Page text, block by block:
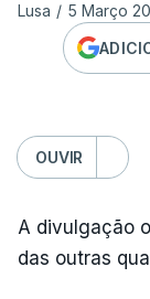
Lusa / 5 Março
OUVIR
A divulgação
das outras